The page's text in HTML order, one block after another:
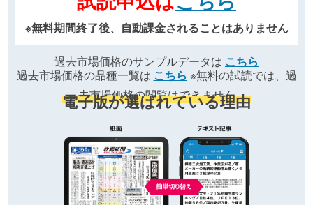
※無料期間終了後、自動課金されることはありません
過去市場価格のサンプルデータは こちら
過去市場価格の品種一覧は こちら ※無料の試読では、過
去市場価格の閲覧はできません
電子版が選ばれている理由